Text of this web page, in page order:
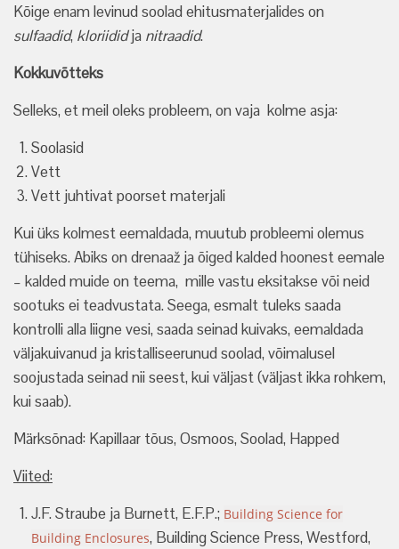
Kõige enam levinud soolad ehitusmaterjalides on
sulfaadid, kloriididja nitraadid.
Kokkuvõtteks
Selleks, et meil oleks probleem, on vaja kolme asja:
Soolasid
Vett
Vett juhtivat poorset materjali
Kui üks kolmest eemaldada, muutub probleemi olemus
tühiseks. Abiks on drenaaž ja õiged kalded hoonest eemale
– kalded muide on teema, mille vastu eksitakse või neid
sootuks ei teadvustata. Seega, esmalt tuleks saada
kontrolli alla liigne vesi, saada seinad kuivaks, eemaldada
väljakuivanud ja kristalliseerunud soolad, võimalusel
soojustada seinad nii seest, kui väljast (väljast ikka rohkem,
kui saab).
Märksõnad: Kapillaar tõus, Osmoos, Soolad, Happed
Viited:
J.F. Straube ja Burnett, E.F.P.; Building Science for
Building Enclosures, Building Science Press, Westford,